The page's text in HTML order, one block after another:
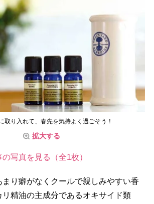
取り入れて、春先を気持よく過ごそう！
拡大する
の写真を見る（全1枚）
り癖がなくクールで親しみやすい香
リ精油の主成分であるオキサイド類